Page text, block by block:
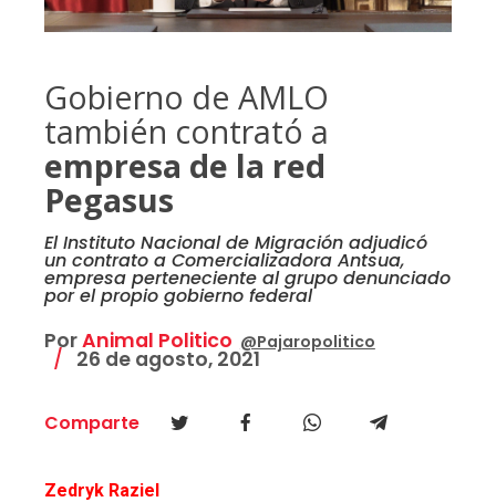
Gobierno de AMLO
también contrató a
empresa de la red
Pegasus
El Instituto Nacional de Migración adjudicó
un contrato a Comercializadora Antsua,
empresa perteneciente al grupo denunciado
por el propio gobierno federal
PorAnimal Politico @Pajaropolitico
26 de agosto, 2021
Comparte
Zedryk Raziel